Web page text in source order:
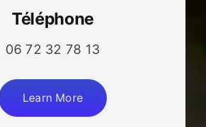
Téléphone
06 72 32 78 13
Learn More